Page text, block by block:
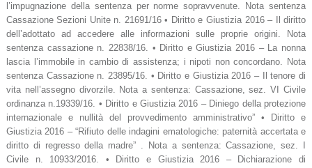
l’impugnazione della sentenza per norme sopravvenute. Nota sentenza
Cassazione Sezioni Unite n. 21691/16 • Diritto e Giustizia 2016 – Il diritto
dell’adottato ad accedere alle informazioni sulle proprie origini. Nota
sentenza cassazione n. 22838/16. • Diritto e Giustizia 2016 – La nonna
lascia l’immobile in cambio di assistenza; i nipoti non concordano. Nota
sentenza Cassazione n. 23895/16. • Diritto e Giustizia 2016 – Il tenore di
vita nell’assegno divorzile. Nota a sentenza: Cassazione, sez. VI Civile
ordinanza n.19339/16. • Diritto e Giustizia 2016 – Diniego della protezione
internazionale e nullità del provvedimento amministrativo” • Diritto e
Giustizia 2016 – “Rifiuto delle indagini ematologiche: paternità accertata e
diritto di regresso della madre” . Nota a sentenza: Cassazione, sez. I
Civile n. 10933/2016. • Diritto e Giustizia 2016 – Dichiarazione di